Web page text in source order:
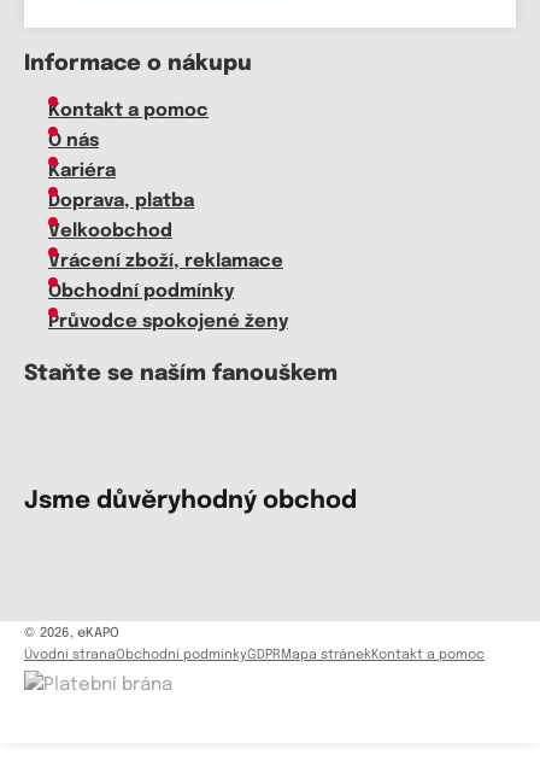
Informace o nákupu
Kontakt a pomoc
O nás
Kariéra
Doprava, platba
Velkoobchod
Vrácení zboží, reklamace
Obchodní podmínky
Průvodce spokojené ženy
Staňte se naším fanouškem
Jsme důvěryhodný obchod
© 2026, eKAPO
Úvodní stranaObchodní podmínkyGDPRMapa stránekKontakt a pomoc